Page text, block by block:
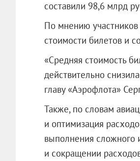
составили 98,6 млрд
По мнению
стоимости билетов и
«Средняя стоимость
действительно
главу «Аэрофлота»
Также, по словам
и оптимизация
выполнения сложного
и сокращении